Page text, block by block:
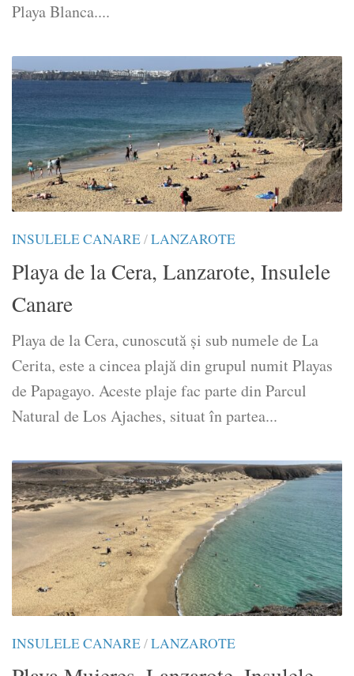
Playa Blanca....
INSULELE CANARE/LANZAROTE
Playa de la Cera, Lanzarote, Insulele
Canare
Playa de la Cera, cunoscută și sub numele de La
Cerita, este a cincea plajă din grupul numit Playas
de Papagayo. Aceste plaje fac parte din Parcul
Natural de Los Ajaches, situat în partea...
INSULELE CANARE/LANZAROTE